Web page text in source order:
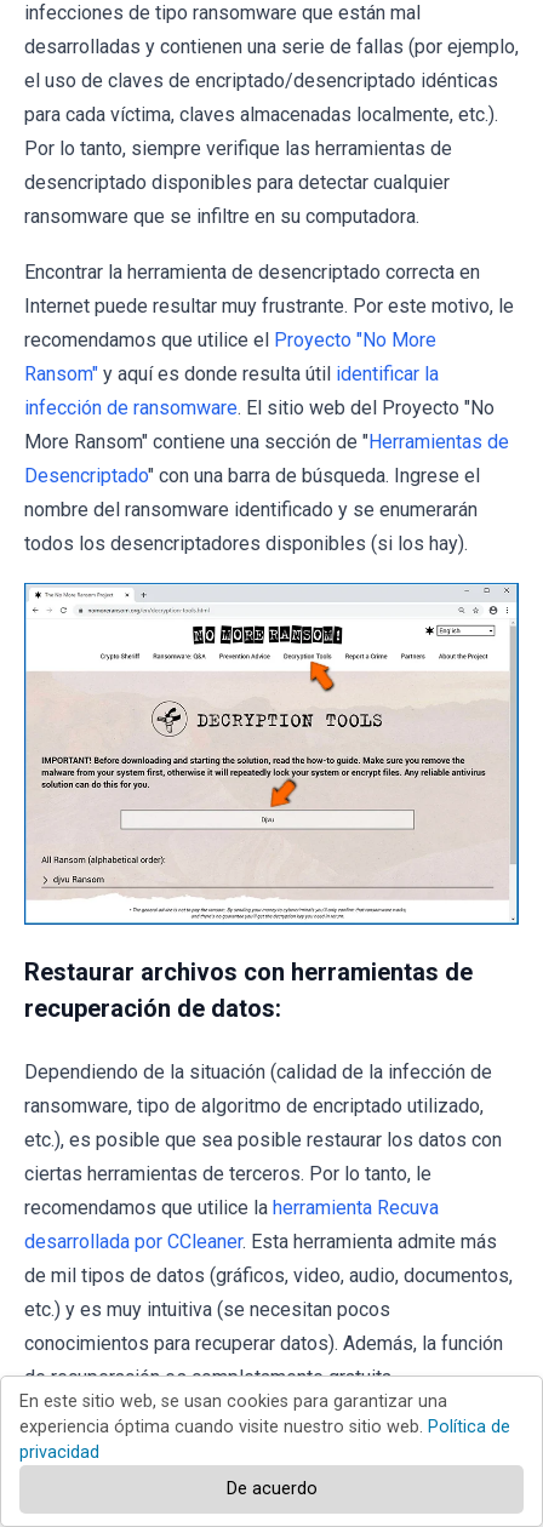
infecciones de tipo ransomware que están mal
desarrolladas y contienen una serie de fallas (por ejemplo,
el uso de claves de encriptado/desencriptado idénticas
para cada víctima, claves almacenadas localmente, etc.).
Por lo tanto, siempre verifique las herramientas de
desencriptado disponibles para detectar cualquier
ransomware que se infiltre en su computadora.
Encontrar la herramienta de desencriptado correcta en
Internet puede resultar muy frustrante. Por este motivo, le
recomendamos que utilice el Proyecto "No More
Ransom" y aquí es donde resulta útil identificar la
infección de ransomware. El sitio web del Proyecto "No
More Ransom" contiene una sección de "Herramientas de
Desencriptado" con una barra de búsqueda. Ingrese el
nombre del ransomware identificado y se enumerarán
todos los desencriptadores disponibles (si los hay).
Restaurar archivos con herramientas de
recuperación de datos:
Dependiendo de la situación (calidad de la infección de
ransomware, tipo de algoritmo de encriptado utilizado,
etc.), es posible que sea posible restaurar los datos con
ciertas herramientas de terceros. Por lo tanto, le
recomendamos que utilice la herramienta Recuva
desarrollada por CCleaner. Esta herramienta admite más
de mil tipos de datos (gráficos, video, audio, documentos,
etc.) y es muy intuitiva (se necesitan pocos
conocimientos para recuperar datos). Además, la función
de recuperación es completamente gratuita.
Paso 1:Realiza un escaneo.
Ejecute la aplicación Recuva y siga el asistente. Se le
En este sitio web, se usan cookies para garantizar una
experiencia óptima cuando visite nuestro sitio web. Política de
privacidad
De acuerdo